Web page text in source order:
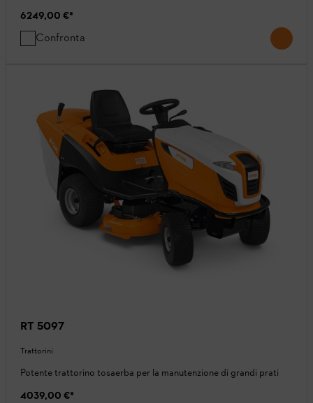
6249,00 €*
Confronta
RT 5097
Trattorini
Potente trattorino tosaerba per la manutenzione di grandi prati
4039,00 €*